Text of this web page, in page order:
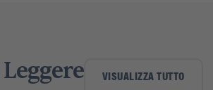
VISUALIZZA TUTTO